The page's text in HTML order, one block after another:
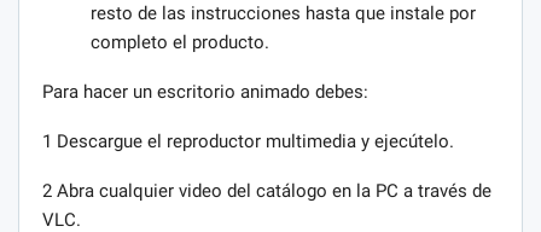
resto de las instrucciones hasta que instale por
completo el producto.
Para hacer un escritorio animado debes:
1 Descargue el reproductor multimedia y ejecútelo.
2 Abra cualquier video del catálogo en la PC a través de
VLC.